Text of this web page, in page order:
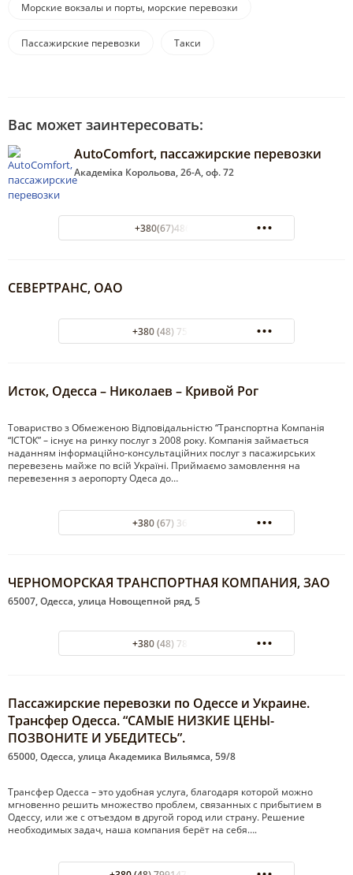
Морские вокзалы и порты, морские перевозки
Пассажирские перевозки Такси
Вас может заинтересовать:
AutoComfort, пассажирские перевозки
Академіка Корольова, 26-А, оф. 72
+380(67)486-07-73
СЕВЕРТРАНС, ОАО
+380 (48) 750-38-38
Исток, Одесса – Николаев – Кривой Рог
Товариство з Обмеженою Відповідальністю “Транспортна Компанія
“ІСТОК” – існує на ринку послуг з 2008 року. Компанія займається
наданням інформаційно-консультаційних послуг з пасажирських
перевезень майже по всій Україні. Приймаємо замовлення на
перевезення з аеропорту Одеса до…
+380 (67) 360-20-10
ЧЕРНОМОРСКАЯ ТРАНСПОРТНАЯ КОМПАНИЯ, ЗАО
65007, Одесса, улица Новощепной ряд, 5
+380 (48) 780-00-72
Пассажирские перевозки по Одессе и Украине.
Трансфер Одесса. “САМЫЕ НИЗКИЕ ЦЕНЫ-
ПОЗВОНИТЕ И УБЕДИТЕСЬ”.
65000, Одесса, улица Академика Вильямса, 59/8
Трансфер Одесса – это удобная услуга, благодаря которой можно
мгновенно решить множество проблем, связанных с прибытием в
Одессу, или же с отъездом в другой город или страну. Решение
необходимых задач, наша компания берёт на себя….